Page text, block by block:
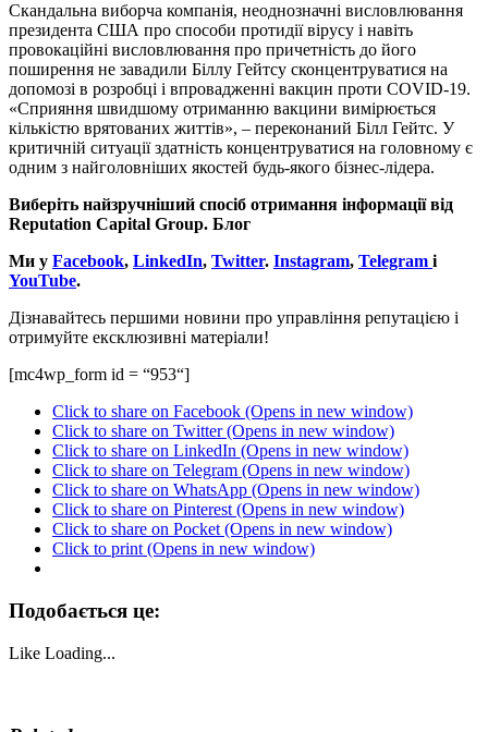
Скандальна виборча компанія, неоднозначні висловлювання
президента США про способи протидії вірусу і навіть
провокаційні висловлювання про причетність до його
поширення не завадили Біллу Гейтсу сконцентруватися на
допомозі в розробці і впровадженні вакцин проти COVID-19.
«Сприяння швидшому отриманню вакцини вимірюється
кількістю врятованих життів», – переконаний Білл Гейтс. У
критичній ситуації здатність концентруватися на головному є
одним з найголовніших якостей будь-якого бізнес-лідера.
Виберіть найзручніший спосіб отримання інформації від
Reputation Capital Group. Блог
Ми у Facebook, LinkedIn, Twitter. Instagram, Telegram і
YouTube.
Дізнавайтесь першими новини про управління репутацією і
отримуйте ексклюзивні матеріали!
[mc4wp_form id = “953“]
Click to share on Facebook (Opens in new window)
Click to share on Twitter (Opens in new window)
Click to share on LinkedIn (Opens in new window)
Click to share on Telegram (Opens in new window)
Click to share on WhatsApp (Opens in new window)
Click to share on Pinterest (Opens in new window)
Click to share on Pocket (Opens in new window)
Click to print (Opens in new window)
Подобається це:
Like Loading...